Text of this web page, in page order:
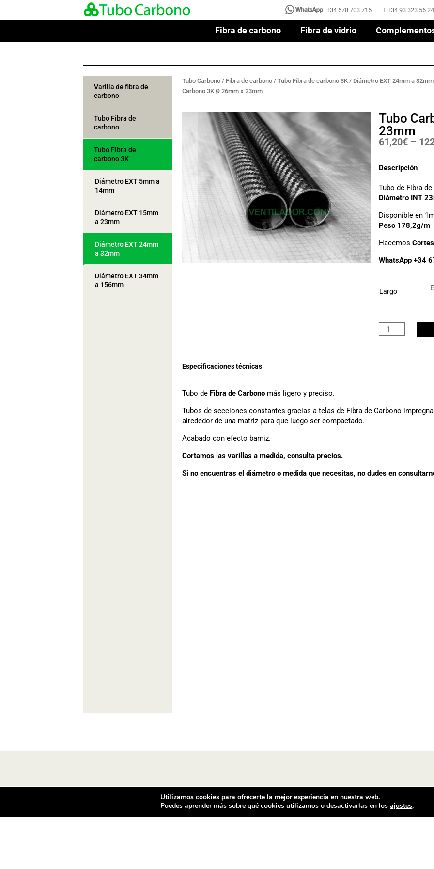
+34 678 703 715 T +34 93 323 56 24
Fibra de carbono Fibra de vidrio
+34 678 703 715 T +34 93 323 56 24
Fibra de carbono Fibra de vidrio
Varilla de fibra de
carbono
Tubo Fibra de
carbono
Tubo Fibra de
carbono 3K
Diámetro EXT 5mm a
14mm
Diámetro EXT 15mm
a 23mm
Diámetro EXT 24mm
a 32mm
Diámetro EXT 34mm
a 156mm
Tubo Carbono / Fibra de carbono / Tubo Fibra de carbono 3K / Diámetro EXT 24mm a 32mm
Carbono 3K Ø 26mm x 23mm
Tubo
23mm
61,20€–
Descripción
Tubo de Fibra
Diámetro INT
Disponible en
Peso 178,2g/m
Hacemos
WhatsApp +34
Largo
Tubo
Carbono
x
Tubo de Fibra de Carbono más ligero y preciso.
Tubos de secciones constantes gracias a telas de Fibra de Carbono
alrededor de una matriz para que luego ser compactado.
Acabado con efecto barniz.
Cortamos las varillas a medida, consulta precios.
Si no encuentras el diámetro o medida que necesitas, no dudes en
Utilizamos cookies para ofrecerte la mejor experiencia en nuestra web.
Puedes aprender más sobre qué cookies utilizamos o desactivarlas en losajustes.